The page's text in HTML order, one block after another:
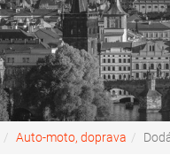
Auto-moto, doprava